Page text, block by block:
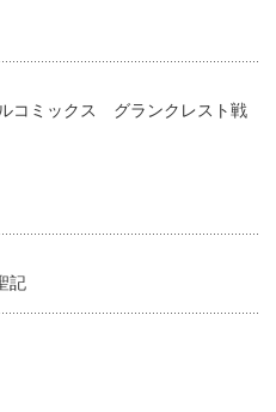
コミックス グランクレスト戦
記